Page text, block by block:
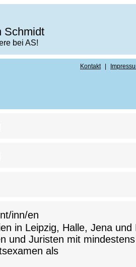
Schmidt
bei AS!
Kontakt
inn/en
in Leipzig, Halle, Jena und
und Juristen mit
als